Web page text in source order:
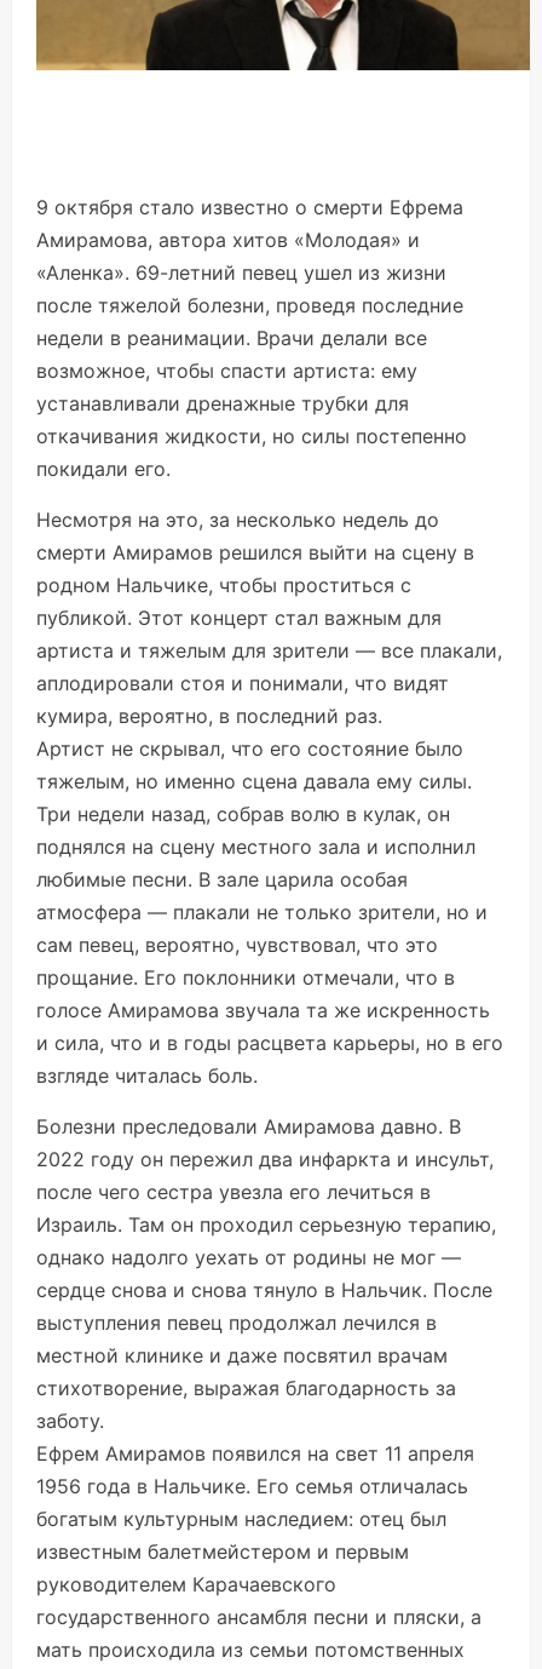
9 октября стало известно о смерти Ефрема
Амирамова, автора хитов «Молодая» и
«Аленка». 69-летний певец ушел из жизни
после тяжелой болезни, проведя последние
недели в реанимации. Врачи делали все
возможное, чтобы спасти артиста: ему
устанавливали дренажные трубки для
откачивания жидкости, но силы постепенно
покидали его.
Несмотря на это, за несколько недель до
смерти Амирамов решился выйти на сцену в
родном Нальчике, чтобы проститься с
публикой. Этот концерт стал важным для
артиста и тяжелым для зрители — все плакали,
аплодировали стоя и понимали, что видят
кумира, вероятно, в последний раз.
Артист не скрывал, что его состояние было
тяжелым, но именно сцена давала ему силы.
Три недели назад, собрав волю в кулак, он
поднялся на сцену местного зала и исполнил
любимые песни. В зале царила особая
атмосфера — плакали не только зрители, но и
сам певец, вероятно, чувствовал, что это
прощание. Его поклонники отмечали, что в
голосе Амирамова звучала та же искренность
и сила, что и в годы расцвета карьеры, но в его
взгляде читалась боль.
Болезни преследовали Амирамова давно. В
2022 году он пережил два инфаркта и инсульт,
после чего сестра увезла его лечиться в
Израиль. Там он проходил серьезную терапию,
однако надолго уехать от родины не мог —
сердце снова и снова тянуло в Нальчик. После
выступления певец продолжал лечился в
местной клинике и даже посвятил врачам
стихотворение, выражая благодарность за
заботу.
Ефрем Амирамов появился на свет 11 апреля
1956 года в Нальчике. Его семья отличалась
богатым культурным наследием: отец был
известным балетмейстером и первым
руководителем Карачаевского
государственного ансамбля песни и пляски, а
мать происходила из семьи потомственных